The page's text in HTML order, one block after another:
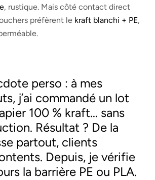
, rustique. Mais côté contact direct
préfèrent le kraft blanchi + PE,
perso : à mes
j’ai commandé un lot
100 % kraft… sans
Résultat ? De la
partout, clients
Depuis, je vérifie
la barrière PE ou PLA.